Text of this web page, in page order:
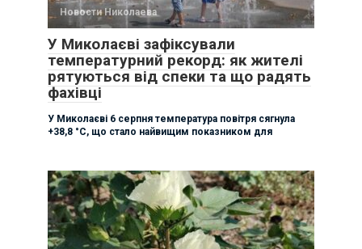
Новости Николаева
У Миколаєві зафіксували
температурний рекорд: як жителі
рятуються від спеки та що радять
фахівці
У Миколаєві 6 серпня температура повітря сягнула
+38,8 °C, що стало найвищим показником для